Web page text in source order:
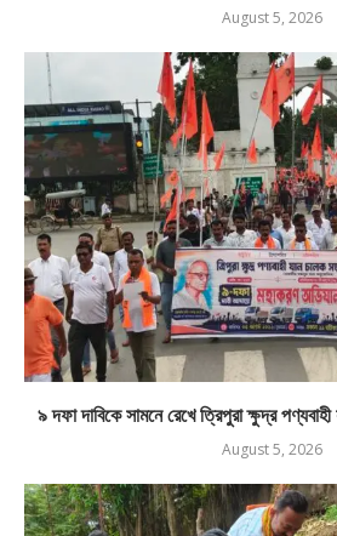
August 5, 2026
৯ দফা দাবিকে সামনে রেখে ত্রিপুরা ক্ষুদ্র
August 5, 2026